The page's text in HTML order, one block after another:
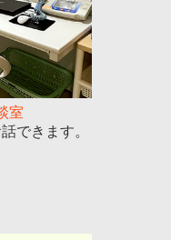
室
できます。